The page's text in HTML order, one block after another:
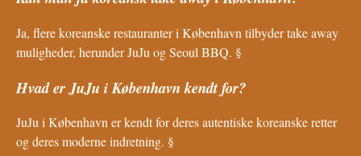
Ja, flere koreanske restauranter i København tilbyder take away
muligheder, herunder JuJu og Seoul BBQ. §
Hvad er JuJu i København kendt for?
JuJu i København er kendt for deres autentiske koreanske retter
og deres moderne indretning. §